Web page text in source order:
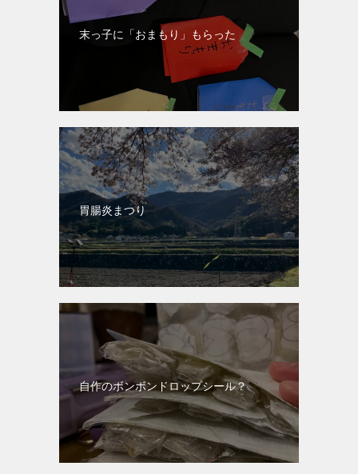
末っ子に「おまもり」もらった
胃腸炎まつり
自作のボンボンドロップシール？